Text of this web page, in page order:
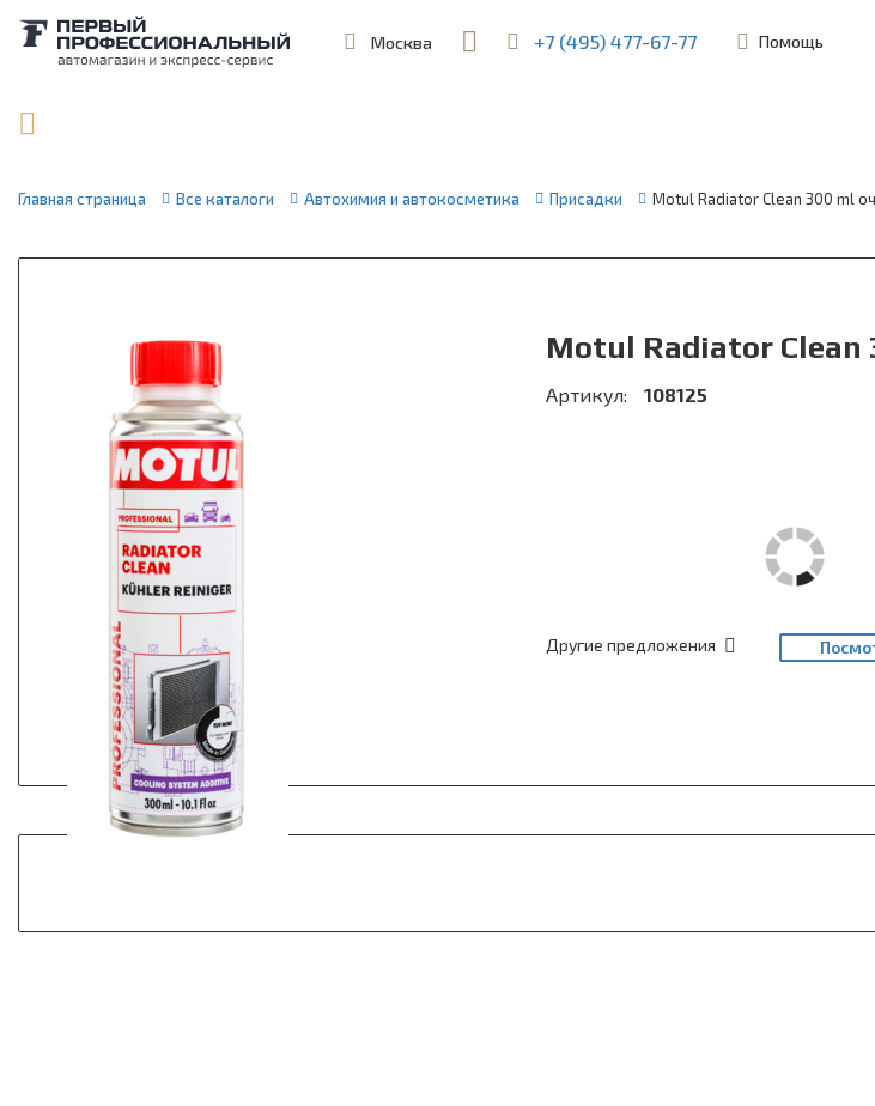
Москва ул. Шереметьевская, 45Б
+7 (495) 477-67-77 Помощь
Главная страница Все каталоги Автохимия и автокосметика Присадки Motul Radiator Clean 300 ml
Motul Radiator Clean
Артикул: 108125
Другие предложения